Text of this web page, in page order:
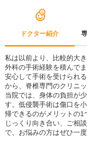
ドクター紹介
私は以前より、比較的大
外科の手術経験を積んで
安心して手術を受けられ
から、脊椎専門のクリニ
当院では、身体の負担が
す。低侵襲手術は傷口を
帰できるのがメリットの1
じっくり向き合い、ご相
で、お悩みの方はぜひ一